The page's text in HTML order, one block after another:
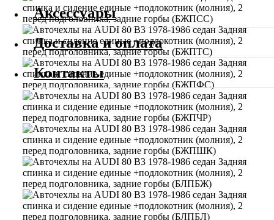
Аксессуары
Доставка и оплата
Контакты